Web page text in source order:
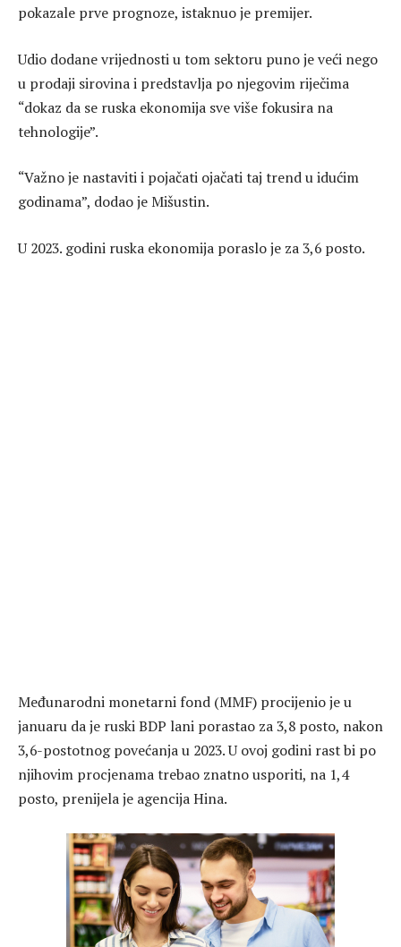
pokazale prve prognoze, istaknuo je premijer.
Udio dodane vrijednosti u tom sektoru puno je veći nego
u prodaji sirovina i predstavlja po njegovim riječima
“dokaz da se ruska ekonomija sve više fokusira na
tehnologije”.
“Važno je nastaviti i pojačati ojačati taj trend u idućim
godinama”, dodao je Mišustin.
U 2023. godini ruska ekonomija poraslo je za 3,6 posto.
Međunarodni monetarni fond (MMF) procijenio je u
januaru da je ruski BDP lani porastao za 3,8 posto, nakon
3,6-postotnog povećanja u 2023. U ovoj godini rast bi po
njihovim procjenama trebao znatno usporiti, na 1,4
posto, prenijela je agencija Hina.